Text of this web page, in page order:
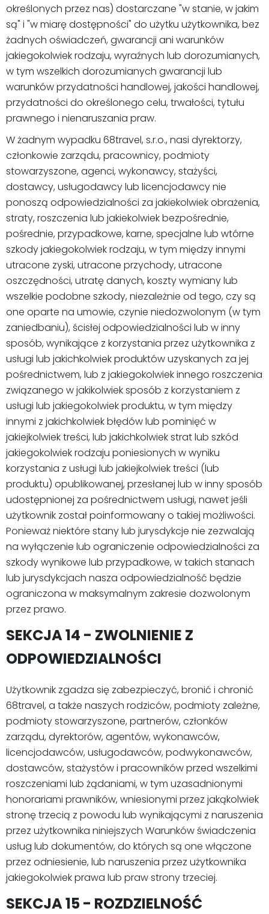
określonych przez nas) dostarczane "w stanie, w jakim
są" i "w miarę dostępności" do użytku użytkownika, bez
żadnych oświadczeń, gwarancji ani warunków
jakiegokolwiek rodzaju, wyraźnych lub dorozumianych,
w tym wszelkich dorozumianych gwarancji lub
warunków przydatności handlowej, jakości handlowej,
przydatności do określonego celu, trwałości, tytułu
prawnego i nienaruszania praw.
W żadnym wypadku 68travel, s.r.o., nasi dyrektorzy,
członkowie zarządu, pracownicy, podmioty
stowarzyszone, agenci, wykonawcy, stażyści,
dostawcy, usługodawcy lub licencjodawcy nie
ponoszą odpowiedzialności za jakiekolwiek obrażenia,
straty, roszczenia lub jakiekolwiek bezpośrednie,
pośrednie, przypadkowe, karne, specjalne lub wtórne
szkody jakiegokolwiek rodzaju, w tym między innymi
utracone zyski, utracone przychody, utracone
oszczędności, utratę danych, koszty wymiany lub
wszelkie podobne szkody, niezależnie od tego, czy są
one oparte na umowie, czynie niedozwolonym (w tym
zaniedbaniu), ścisłej odpowiedzialności lub w inny
sposób, wynikające z korzystania przez użytkownika z
usługi lub jakichkolwiek produktów uzyskanych za jej
pośrednictwem, lub z jakiegokolwiek innego roszczenia
związanego w jakikolwiek sposób z korzystaniem z
usługi lub jakiegokolwiek produktu, w tym między
innymi z jakichkolwiek błędów lub pominięć w
jakiejkolwiek treści, lub jakichkolwiek strat lub szkód
jakiegokolwiek rodzaju poniesionych w wyniku
korzystania z usługi lub jakiejkolwiek treści (lub
produktu) opublikowanej, przesłanej lub w inny sposób
udostępnionej za pośrednictwem usługi, nawet jeśli
użytkownik został poinformowany o takiej możliwości.
Ponieważ niektóre stany lub jurysdykcje nie zezwalają
na wyłączenie lub ograniczenie odpowiedzialności za
szkody wynikowe lub przypadkowe, w takich stanach
lub jurysdykcjach nasza odpowiedzialność będzie
ograniczona w maksymalnym zakresie dozwolonym
przez prawo.
SEKCJA 14 - ZWOLNIENIE Z
ODPOWIEDZIALNOŚCI
Użytkownik zgadza się zabezpieczyć, bronić i chronić
68travel, a także naszych rodziców, podmioty zależne,
podmioty stowarzyszone, partnerów, członków
zarządu, dyrektorów, agentów, wykonawców,
licencjodawców, usługodawców, podwykonawców,
dostawców, stażystów i pracowników przed wszelkimi
roszczeniami lub żądaniami, w tym uzasadnionymi
honorariami prawników, wniesionymi przez jakąkolwiek
stronę trzecią z powodu lub wynikającymi z naruszenia
przez użytkownika niniejszych Warunków świadczenia
usług lub dokumentów, do których są one włączone
przez odniesienie, lub naruszenia przez użytkownika
jakiegokolwiek prawa lub praw strony trzeciej.
SEKCJA 15 - ROZDZIELNOŚĆ